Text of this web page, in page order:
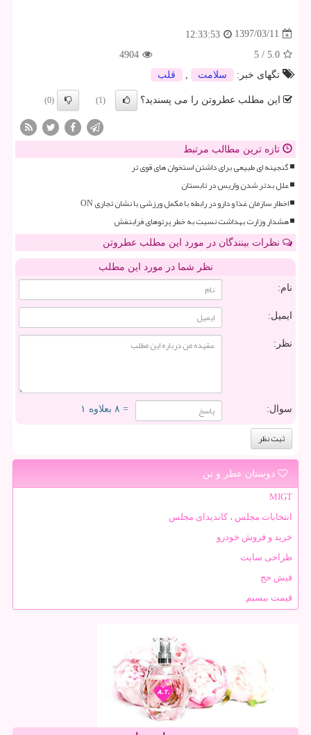
1397/03/11
12:33:53
5.0
/
5
4904
تگهای خبر:
سلامت قلب
این مطلب عطروتن را می پسندید؟ (1)
(0)
تازه ترین مطالب مرتبط
گنجینه ای طبیعی برای داشتن استخوان های قوی تر
علل بدتر شدن واریس در تابستان
اخطار سازمان غذا و دارو در رابطه با مکمل ورزشی با نشان تجاری ON
هشدار وزارت بهداشت نسبت به خطر پرتوهای فرابنفش
نظرات بینندگان در مورد این مطلب عطروتن
نظر شما در مورد این مطلب
نام:
ایمیل:
نظر:
سوال: = ۸ بعلاوه ۱
دوستان عطر و تن
MIGT
انتخابات مجلس ، کاندیدای مجلس
خرید و فروش خودرو
طراحی سایت
فیش حج
قیمت بیسیم